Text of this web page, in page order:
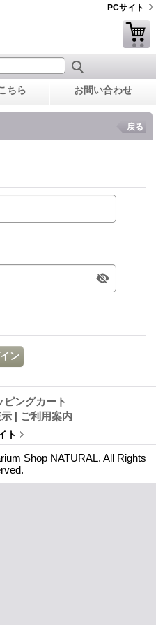
PCサイト
ちら お問い合わせ
戻る
ピングカート
| ご利用案内
ト
Shop NATURAL. All Rights